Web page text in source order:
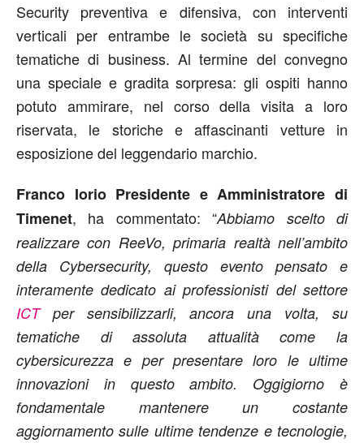
Security preventiva e difensiva, con interventi
verticali per entrambe le società su specifiche
tematiche di business. Al termine del convegno
una speciale e gradita sorpresa: gli ospiti hanno
potuto ammirare, nel corso della visita a loro
riservata, le storiche e affascinanti vetture in
esposizione del leggendario marchio.
Franco Iorio Presidente e Amministratore di
Timenet, ha commentato: “Abbiamo scelto di
realizzare con ReeVo, primaria realtà nell’ambito
della Cybersecurity, questo evento pensato e
interamente dedicato ai professionisti del settore
ICTper sensibilizzarli, ancora una volta, su
tematiche di assoluta attualità come la
cybersicurezza e per presentare loro le ultime
innovazioni in questo ambito. Oggigiorno è
fondamentale mantenere un costante
aggiornamento sulle ultime tendenze e tecnologie,